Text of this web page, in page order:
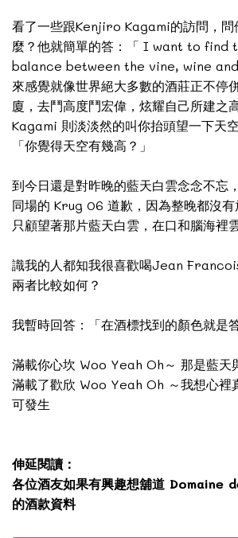
看了一些跟Kenjiro Kagami的訪問，問
麼？他就簡單的答：「 I want to
balance between the vine, wine
來感覺就像世界絕大多數的酒莊正不停
廈，去鬥高度鬥宏偉，炫耀自己所建之
Kagami 則淡淡然的叫你抬頭望一下天
「你覺得天空有幾高？」
到今日還是對昨晚的藍天白雲念念不忘
同場的 Krug 06 道歉，因為整晚都沒
只顧望著那片藍天白雲，在口和腦海裡
識我的人都知我很喜歡喝Jean
兩者比較如何？
我暫時回答：「在酒標找到的顏色就是
滿載你心坎 Woo Yeah Oh～ 那是藍天
滿載了歡欣 Woo Yeah Oh ～我想心裡
可發生
伸延閱讀：
各位酒友如果有興趣想舖道 Domaine
的酒款資料